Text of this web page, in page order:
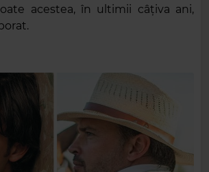
acestea, în ultimii câțiva ani,